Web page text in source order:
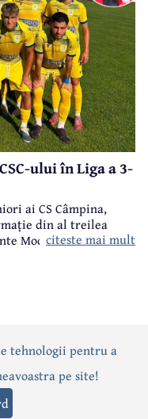
ului în Liga a 3-
ai CS Câmpina,
din al treilea
Modelu, din județul
citeste mai mult
Interviuri
tehnologii pentru a
pe site!